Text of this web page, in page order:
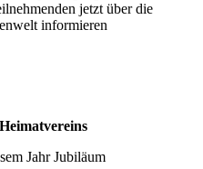
jetzt über die
informieren
Jahr Jubiläum